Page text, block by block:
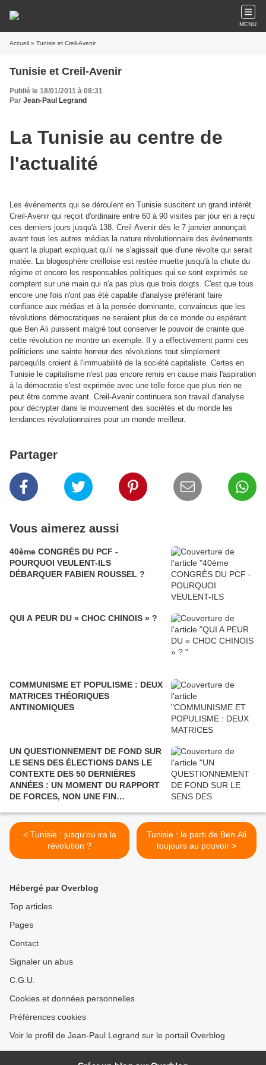
MENU
Accueil » Tunisie et Creil-Avenir
Tunisie et Creil-Avenir
Publié le 18/01/2011 à 08:31
Par Jean-Paul Legrand
La Tunisie au centre de
l'actualité
Les événements qui se déroulent en Tunisie suscitent un grand intérêt.
Creil-Avenir qui reçoit d'ordinaire entre 60 à 90 visites par jour en a reçu
ces derniers jours jusqu'à 138. Creil-Avenir dès le 7 janvier annonçait
avant tous les autres médias la nature révolutionnaire des événements
quant la plupart expliquait qu'il ne s'agissait que d'une révolte qui serait
matée. La blogosphère creilloise est restée muette jusqu'à la chute du
régime et encore les responsables politiques qui se sont exprimés se
comptent sur une main qui n'a pas plus que trois doigts. C'est que tous
encore une fois n'ont pas été capable d'analyse préférant faire
confiance aux médias et à la pensée dominante, convaincus que les
révolutions démocratiques ne seraient plus de ce monde ou espérant
que Ben Ali puissent malgré tout conserver le pouvoir de crainte que
cette révolution ne montre un exemple. Il y a effectivement parmi ces
politiciens une sainte horreur des révolutions tout simplement
parcequ'ils croient à l'immuabilité de la société capitaliste. Certes en
Tunisie le capitalisme n'est pas encore remis en cause mais l'aspiration
à la démocratie s'est exprimée avec une telle force que plus rien ne
peut être comme avant. Creil-Avenir continuera son travail d'analyse
pour décrypter dans le mouvement des sociétés et du monde les
tendances révolutionnaires pour un monde meilleur.
Partager
Vous aimerez aussi
40ème CONGRÈS DU PCF -
POURQUOI VEULENT-ILS
DÉBARQUER FABIEN ROUSSEL ?
QUI A PEUR DU « CHOC CHINOIS » ?
COMMUNISME ET POPULISME : DEUX
MATRICES THÉORIQUES
ANTINOMIQUES
UN QUESTIONNEMENT DE FOND SUR
LE SENS DES ÉLECTIONS DANS LE
CONTEXTE DES 50 DERNIÈRES
ANNÉES : UN MOMENT DU RAPPORT
DE FORCES, NON UNE FIN
< Tunisie : jusqu'où ira la
révolution ?
Tunisie : le parti de Ben Ali
toujours au pouvoir >
Hébergé par Overblog
Top articles
Pages
Contact
Signaler un abus
C.G.U.
Cookies et données personnelles
Préférences cookies
Voir le profil de Jean-Paul Legrand sur le portail Overblog